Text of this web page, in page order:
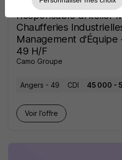
Responsable d'Atelier
Chaufferies
Management d'Équipe
49 H/F
Camo Groupe
Angers - 49 CDI 45 000 -
Voir l’offre